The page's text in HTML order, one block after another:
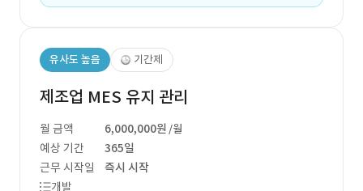
유사도 높음 기간제
제조업 MES 유지 관리
월 금액 6,000,000원 /월
예상 기간
365일
근무 시작일
즉시 시작
개발